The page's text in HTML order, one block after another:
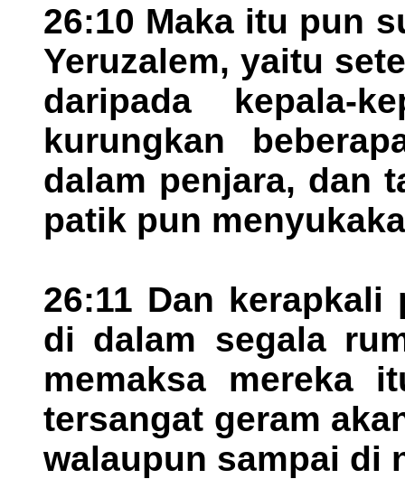
26:10 Maka itu pun
Yeruzalem, yaitu
daripada kepala-
kurungkan
dalam penjara, dan
patik pun
26:11 Dan
di dalam segala
memaksa mereka
tersangat geram
walaupun sampai di